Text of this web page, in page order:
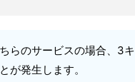
らのサービスの場合、3
が発生します。